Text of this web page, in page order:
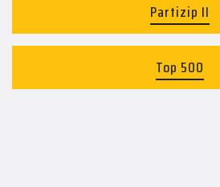
Partizip II
Top 500